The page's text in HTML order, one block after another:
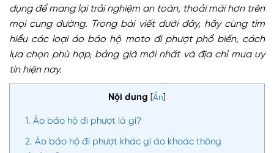
dụng để mang lại trải nghiệm an toàn, thoải mái hơn trên
mọi cung đường. Trong bài viết dưới đây, hãy cùng tìm
hiểu các loại áo bảo hộ moto đi phượt phổ biến, cách
lựa chọn phù hợp, bảng giá mới nhất và địa chỉ mua uy
tín hiện nay.
Nội dung Ẩn
1. Áo bảo hộ đi phượt là gì?
2. Áo bảo hộ đi phượt khác gì áo khoác thông